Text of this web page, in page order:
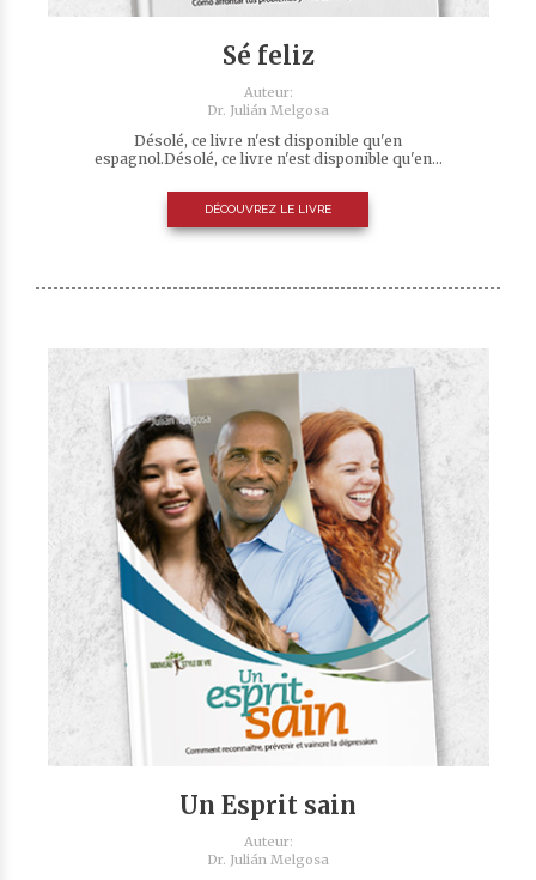
Sé feliz
Auteur:
Dr. Julián Melgosa
Désolé, ce livre n'est disponible qu'en
espagnol.Désolé, ce livre n'est disponible qu'en...
DÉCOUVREZ LE LIVRE
Un Esprit sain
Auteur:
Dr. Julián Melgosa